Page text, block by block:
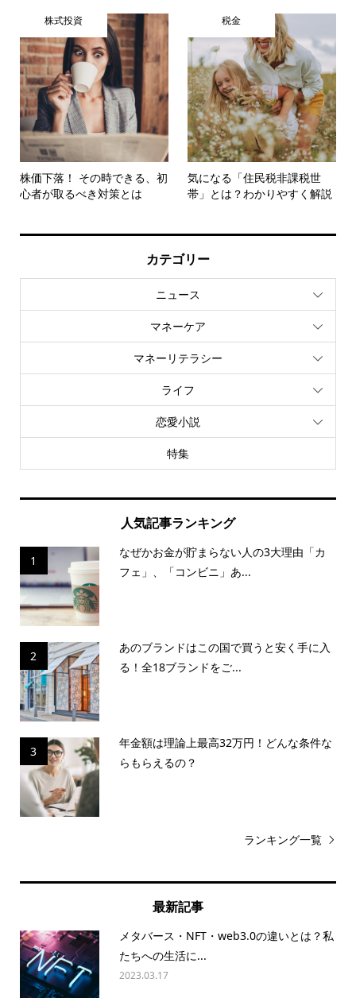
株式投資
株価下落！ その時できる、初
心者が取るべき対策とは
税金
気になる「住民税非課税世
帯」とは？わかりやすく解説
カテゴリー
ニュース
マネーケア
マネーリテラシー
ライフ
恋愛小説
特集
人気記事ランキング
1
なぜかお金が貯まらない人の3大理由「カ
フェ」、「コンビニ」あ...
2
あのブランドはこの国で買うと安く手に入
る！全18ブランドをご...
3
年金額は理論上最高32万円！どんな条件な
らもらえるの？
ランキング一覧
最新記事
メタバース・NFT・web3.0の違いとは？私
たちへの生活に...
2023.03.17